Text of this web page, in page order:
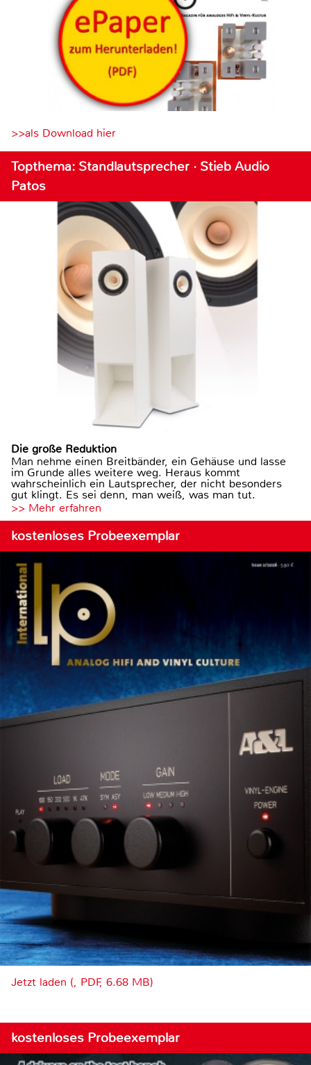
>>als Download hier
Topthema: Standlautsprecher · Stieb Audio
Patos
Die große Reduktion
Man nehme einen Breitbänder, ein Gehäuse und lasse
im Grunde alles weitere weg. Heraus kommt
wahrscheinlich ein Lautsprecher, der nicht besonders
gut klingt. Es sei denn, man weiß, was man tut.
>> Mehr erfahren
kostenloses Probeexemplar
Jetzt laden (, PDF, 6.68 MB)
kostenloses Probeexemplar